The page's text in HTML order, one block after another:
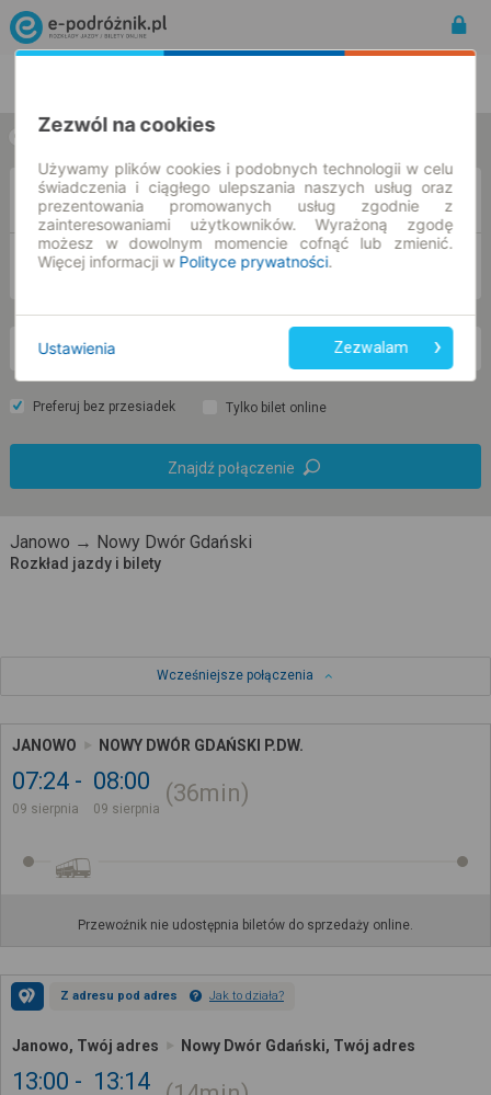
Z
DO
nd. 9 sie.
Preferuj bez przesiadek Tylko bilet online
Znajdź połączenie
Janowo → Nowy Dwór Gdański
Rozkład jazdy i bilety
Wcześniejsze połączenia
JANOWO NOWY DWÓR GDAŃSKI P.DW.
07:24
09 sierpnia
08:00
09 sierpnia
36min
Przewoźnik nie udostępnia biletów do sprzedaży online.
Z adresu pod adres Jak to działa?
Janowo, Twój adres Nowy Dwór Gdański, Twój adres
13:00 13:14
Zezwól na cookies
Używamy plików cookies i podobnych technologii w celu
świadczenia i ciągłego ulepszania naszych usług oraz
prezentowania promowanych usług zgodnie z
zainteresowaniami użytkowników. Wyrażoną zgodę
możesz w dowolnym momencie cofnąć lub zmienić.
Więcej informacji w Polityce prywatności.
Ustawienia Zezwalam